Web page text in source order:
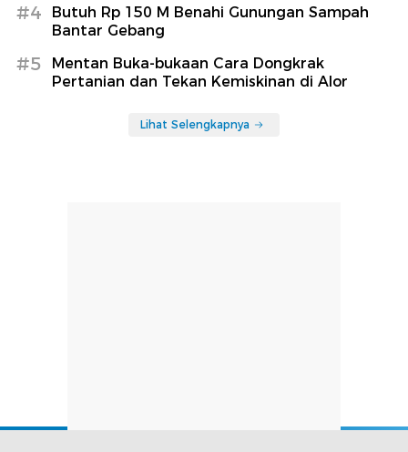
#4
Butuh Rp 150 M Benahi Gunungan Sampah
Bantar Gebang
#5
Mentan Buka-bukaan Cara Dongkrak
Pertanian dan Tekan Kemiskinan di Alor
Lihat Selengkapnya